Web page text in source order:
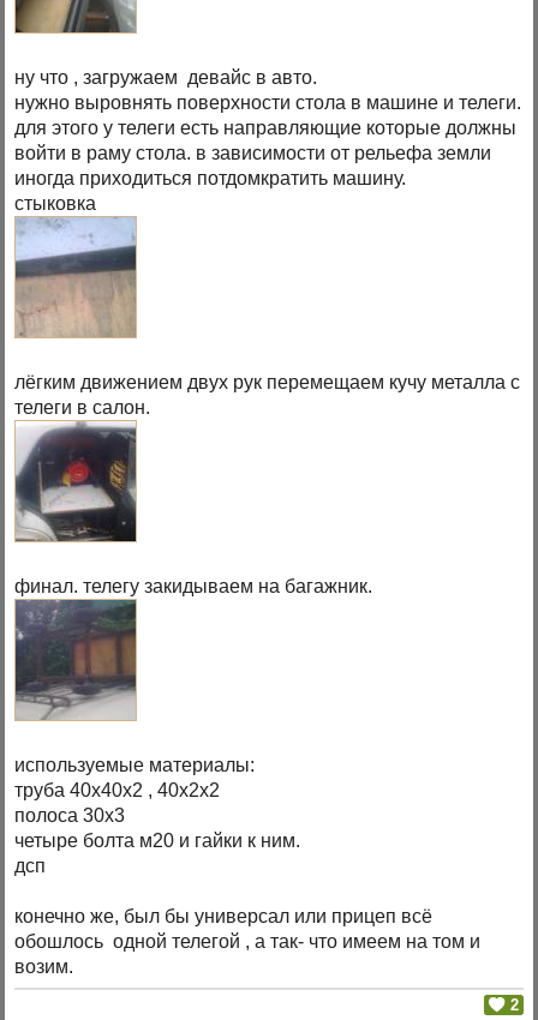
ну что , загружаем девайс в авто.
нужно выровнять поверхности стола в машине и телеги.
для этого у телеги есть направляющие которые должны
войти в раму стола. в зависимости от рельефа земли
иногда приходиться потдомкратить машину.
стыковка
лёгким движением двух рук перемещаем кучу металла с
телеги в салон.
финал. телегу закидываем на багажник.
используемые материалы:
труба 40х40х2 , 40х2х2
полоса 30х3
четыре болта м20 и гайки к ним.
дсп
конечно же, был бы универсал или прицеп всё
обошлось одной телегой , а так- что имеем на том и
возим.
2